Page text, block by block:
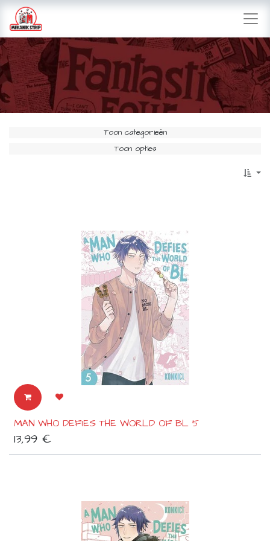
Toon categorieën
Toon opties
MAN WHO DEFIES THE WORLD OF BL 5
13,99 €